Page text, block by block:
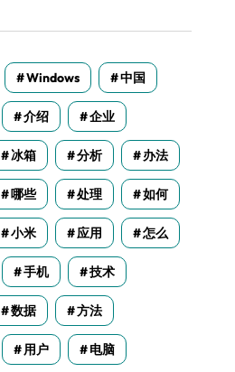
Windows 中国
介绍 企业
冰箱 分析 办法
哪些 处理 如何
小米 应用 怎么
手机 技术
数据 方法
用户 电脑